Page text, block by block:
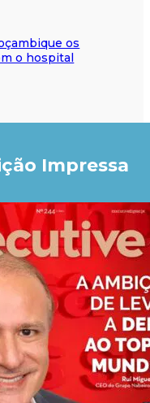
os
o hospital
Impressa